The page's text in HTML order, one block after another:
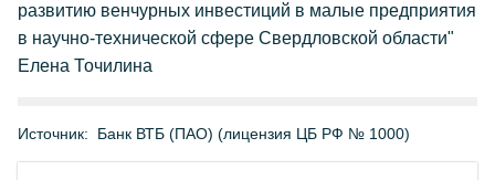
развитию венчурных инвестиций в малые предприятия
в научно-технической сфере Свердловской области"
Елена Точилина
Источник: Банк ВТБ (ПАО) (лицензия ЦБ РФ № 1000)